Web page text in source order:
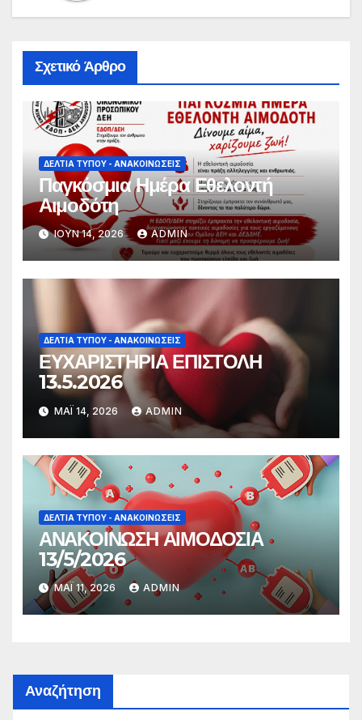
Σχετικό Άρθρο
ΔΕΛΤΊΑ ΤΎΠΟΥ - ΑΝΑΚΟΙΝΏΣΕΙΣ
Παγκόσμια Ημέρα Εθελοντή
Αιμοδότη
ΙΟΎΝ 14, 2026 ADMIN
ΔΕΛΤΊΑ ΤΎΠΟΥ - ΑΝΑΚΟΙΝΏΣΕΙΣ
ΕΥΧΑΡΙΣΤΗΡΙΑ ΕΠΙΣΤΟΛΗ
13.5.2026
ΜΆΙ 14, 2026 ADMIN
ΔΕΛΤΊΑ ΤΎΠΟΥ - ΑΝΑΚΟΙΝΏΣΕΙΣ
ΑΝΑΚΟΙΝΩΣΗ ΑΙΜΟΔΟΣΙΑ
13/5/2026
ΜΆΙ 11, 2026 ADMIN
Αναζήτηση